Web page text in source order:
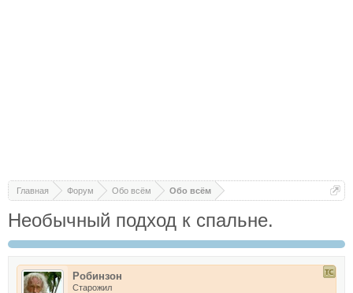
Главная Форум Обо всём Обо всём
Необычный подход к спальне.
Робинзон
Старожил